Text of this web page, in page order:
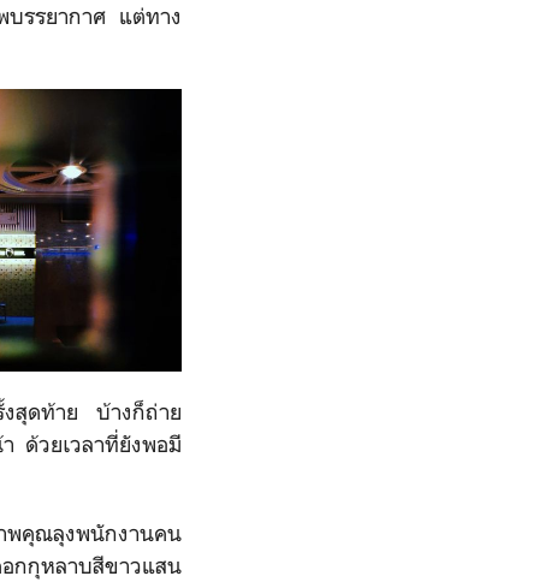
บรรยากาศ แต่ทาง
งสุดท้าย บ้างก็ถ่าย
ด้วยเวลาที่ยังพอมี
พคุณลุงพนักงานคน
กกุหลาบสีขาวแสน